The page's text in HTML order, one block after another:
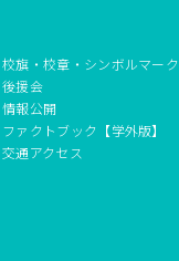
校旗・校章・シンボルマーク
後援会
情報公開
ファクトブック【学外版】
交通アクセス